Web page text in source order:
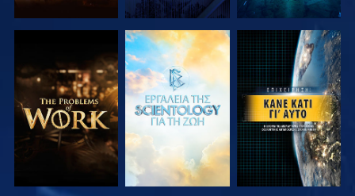
ΕΞΕΡΕΥΝΗΣΤΕ
ΤΗ ΣΕΙΡΑ
ΕΞΕΡΕΥΝΗΣΤΕ
ΤΗ ΣΕΙΡΑ
ΠΑΡΑΚΟΛΟΥΘΗΣΤΕ